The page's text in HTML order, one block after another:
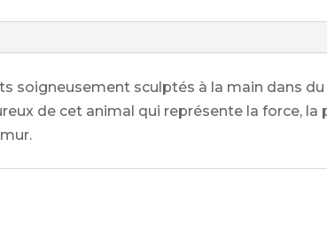
soigneusement sculptés à la main dans du
de cet animal qui représente la force, la